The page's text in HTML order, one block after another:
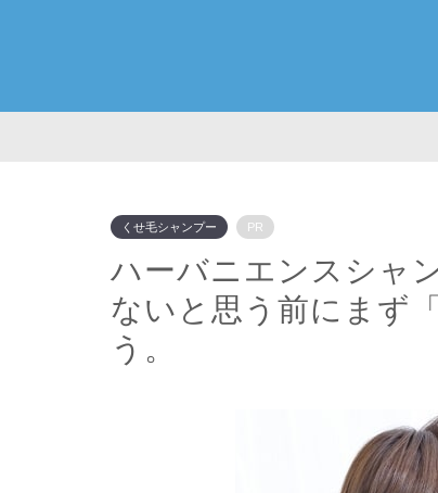
くせ毛シャンプー PR
ハーバニエンスシャ
ないと思う前にまず
う。